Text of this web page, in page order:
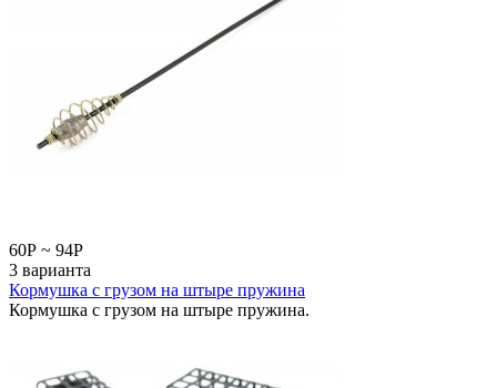
60Р ~ 94Р
3 варианта
Кормушка с грузом на штыре пружина
Кормушка с грузом на штыре пружина.